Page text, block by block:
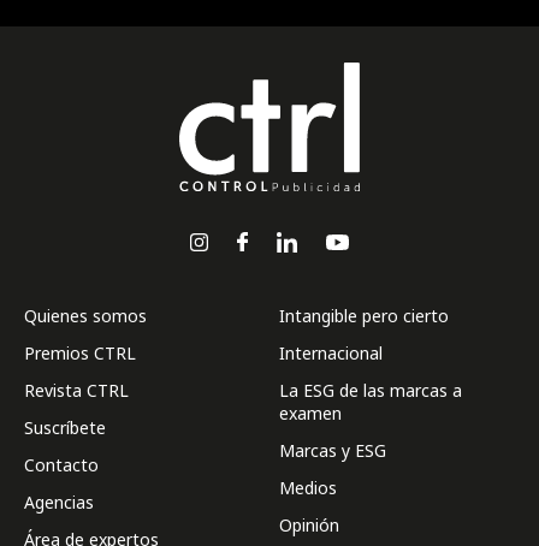
Quienes somos
Premios CTRL
Revista CTRL
Suscríbete
Contacto
Agencias
Área de expertos
Intangible pero cierto
Internacional
La ESG de las marcas a
examen
Marcas y ESG
Medios
Opinión